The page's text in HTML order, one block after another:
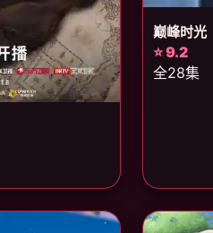
巅峰时光
⭐ 9.2
全28集